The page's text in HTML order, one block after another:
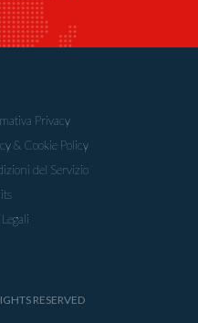
Privacy
& Cookie Policy
del Servizio
RESERVED